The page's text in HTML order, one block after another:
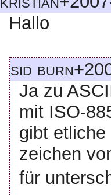
Hallo
sid
Ja zu
mit ISO-
gibt
zeichen
für